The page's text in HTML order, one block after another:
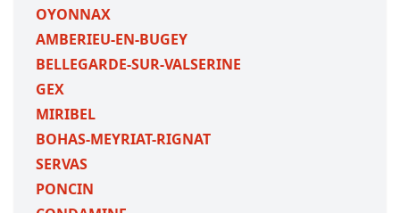
OYONNAX
AMBERIEU-EN-BUGEY
BELLEGARDE-SUR-VALSERINE
GEX
MIRIBEL
BOHAS-MEYRIAT-RIGNAT
SERVAS
PONCIN